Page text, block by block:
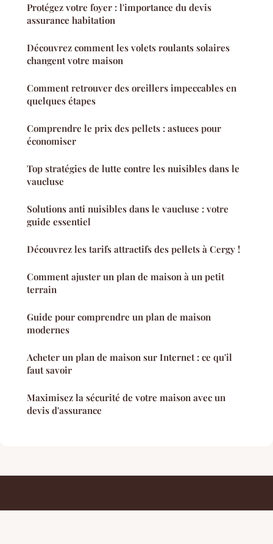
Protégez votre foyer : l'importance du devis
assurance habitation
Découvrez comment les volets roulants solaires
changent votre maison
Comment retrouver des oreillers impeccables en
quelques étapes
Comprendre le prix des pellets : astuces pour
économiser
Top stratégies de lutte contre les nuisibles dans le
vaucluse
Solutions anti nuisibles dans le vaucluse : votre
guide essentiel
Découvrez les tarifs attractifs des pellets à Cergy !
Comment ajuster un plan de maison à un petit
terrain
Guide pour comprendre un plan de maison
modernes
Acheter un plan de maison sur Internet : ce qu'il
faut savoir
Maximisez la sécurité de votre maison avec un
devis d'assurance
Conseils De Design